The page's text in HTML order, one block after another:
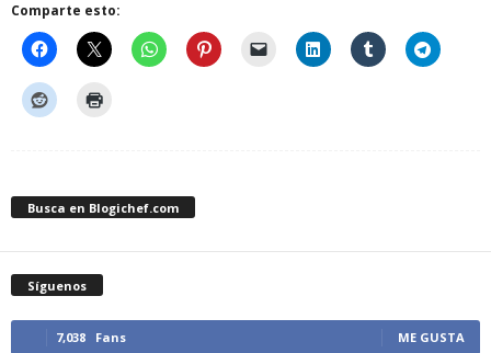
Comparte esto:
Busca en Blogichef.com
Síguenos
7,038 Fans ME GUSTA